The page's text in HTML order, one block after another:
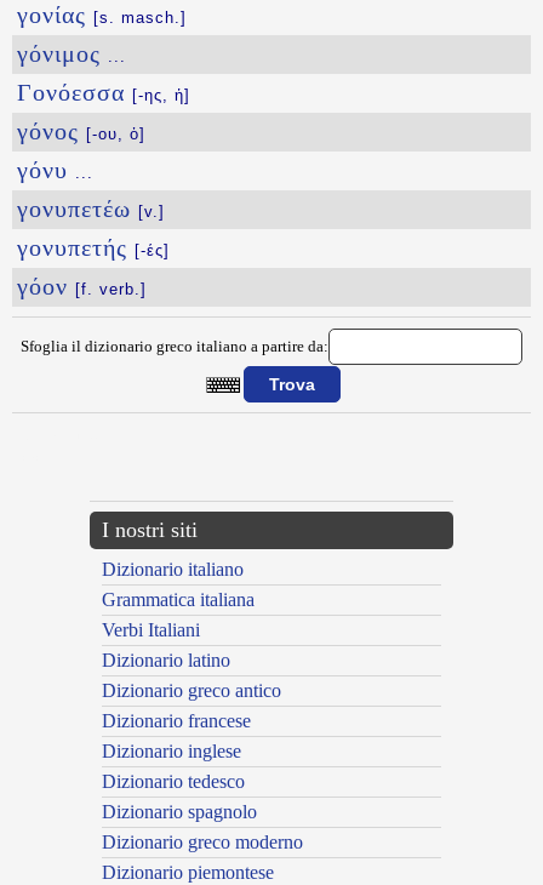
γονίας [s. masch.]
γόνιμος ...
Γονόεσσα [-ης, ἡ]
γόνος [-ου, ὁ]
γόνυ ...
γονυπετέω [v.]
γονυπετής [-ές]
γόον [f. verb.]
Sfoglia il dizionario greco italiano a partire da:
I nostri siti
Dizionario italiano
Grammatica italiana
Verbi Italiani
Dizionario latino
Dizionario greco antico
Dizionario francese
Dizionario inglese
Dizionario tedesco
Dizionario spagnolo
Dizionario greco moderno
Dizionario piemontese